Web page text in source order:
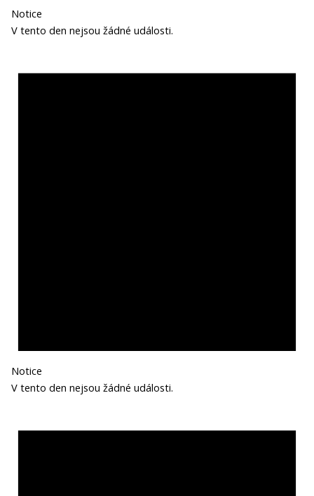
Notice
V tento den nejsou žádné události.
Notice
V tento den nejsou žádné události.